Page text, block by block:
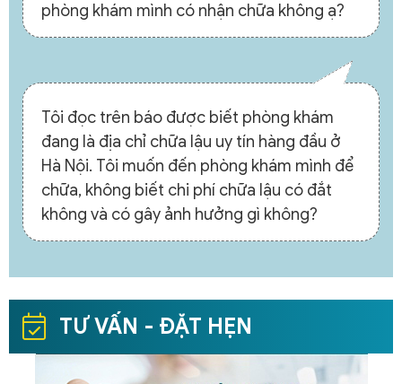
phòng khám mình có nhận chữa không ạ?
Tôi đọc trên báo được biết phòng khám
đang là địa chỉ chữa lậu uy tín hàng đầu ở
Hà Nội. Tôi muốn đến phòng khám mình để
chữa, không biết chi phí chữa lậu có đắt
không và có gây ảnh hưởng gì không?
TƯ VẤN - ĐẶT HẸN